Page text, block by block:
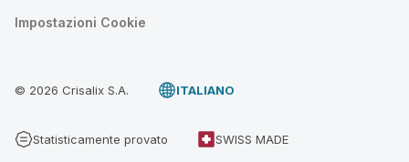
Impostazioni Cookie
© 2026 Crisalix S.A. ITALIANO
Statisticamente provato SWISS MADE